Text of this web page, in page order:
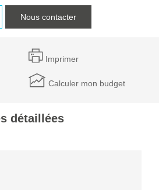
Nous contacter
Imprimer
Calculer mon budget
détaillées